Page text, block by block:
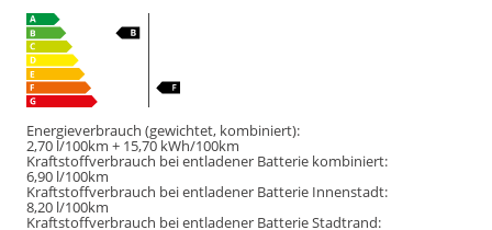
Energieverbrauch (gewichtet, kombiniert):
2,70 l/100km + 15,70 kWh/100km
Kraftstoffverbrauch bei entladener Batterie kombiniert:
6,90 l/100km
Kraftstoffverbrauch bei entladener Batterie Innenstadt:
8,20 l/100km
Kraftstoffverbrauch bei entladener Batterie Stadtrand: